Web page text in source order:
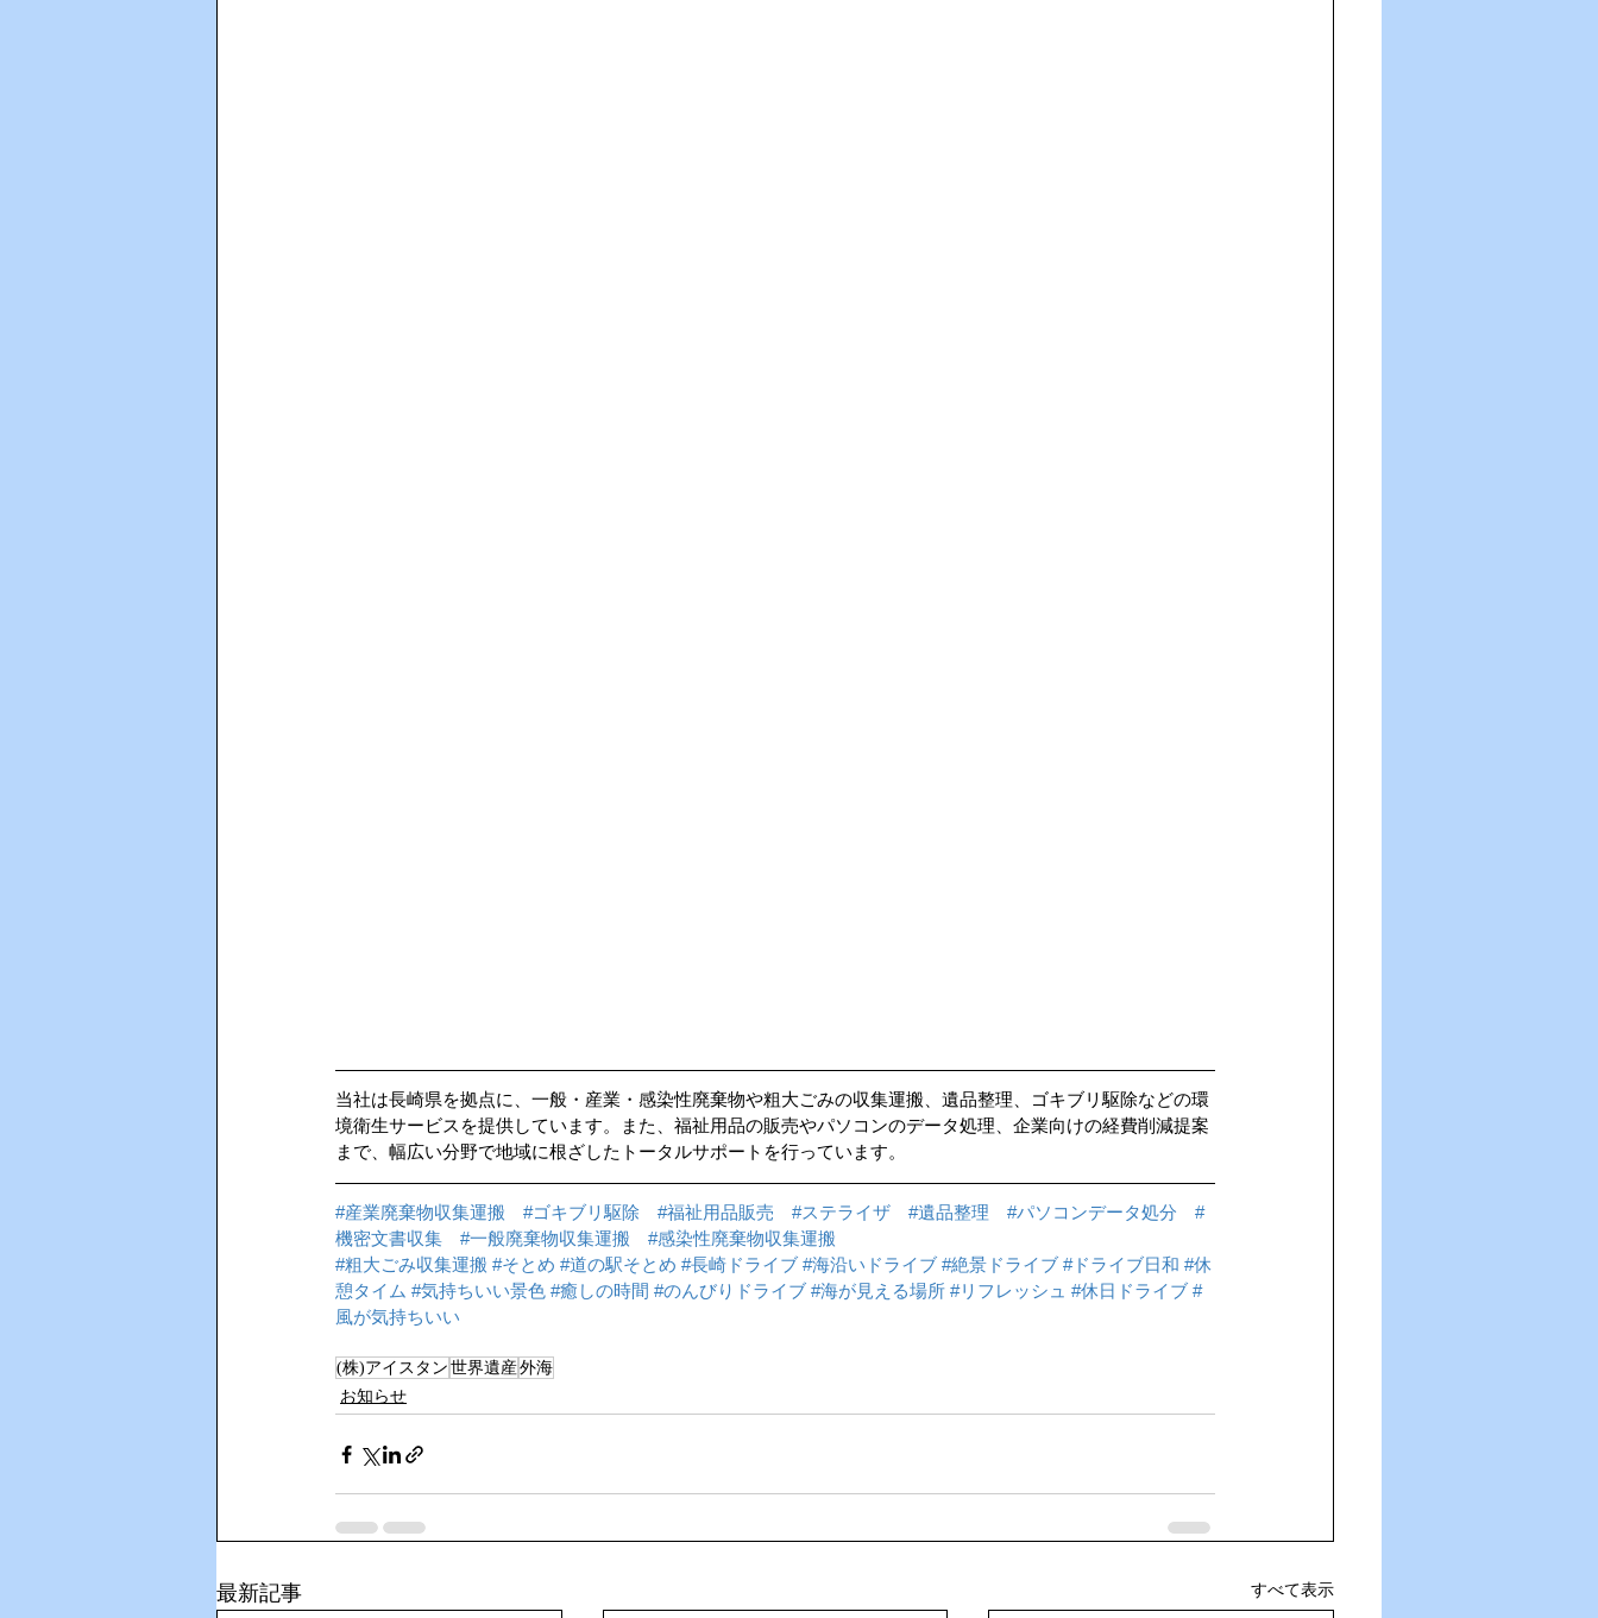
当社は長崎県を拠点に、一般・産業・感染性廃棄物や粗大ごみの収集運搬、遺品整理、ゴキブリ駆除などの環
境衛生サービスを提供しています。また、福祉用品の販売やパソコンのデータ処理、企業向けの経費削減提案
まで、幅広い分野で地域に根ざしたトータルサポートを行っています。
#産業廃棄物収集運搬 #ゴキブリ駆除 #福祉用品販売 #ステライザ #遺品整理 #パソコンデータ処分
#
機密文書収集
#一般廃棄物収集運搬
#感染性廃棄物収集運搬
#粗大ごみ収集運搬 #そとめ #道の駅そとめ #長崎ドライブ #海沿いドライブ #絶景ドライブ #ドライブ日和 #休
憩タイム #気持ちいい景色 #癒しの時間 #のんびりドライブ #海が見える場所 #リフレッシュ #休日ドライブ #
風が気持ちいい
(株)アイスタン 世界遺産外海
お知らせ
最新記事 すべて表示